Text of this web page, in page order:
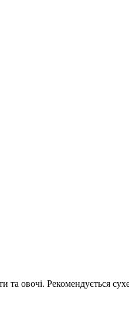
овочі. Рекомендується